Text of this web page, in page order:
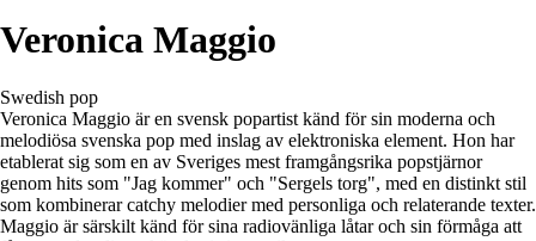
Veronica Maggio
Swedish pop
Veronica Maggio är en svensk popartist känd för sin moderna och
melodiösa svenska pop med inslag av elektroniska element. Hon har
etablerat sig som en av Sveriges mest framgångsrika popstjärnor
genom hits som "Jag kommer" och "Sergels torg", med en distinkt stil
som kombinerar catchy melodier med personliga och relaterande texter.
Maggio är särskilt känd för sina radiovänliga låtar och sin förmåga att